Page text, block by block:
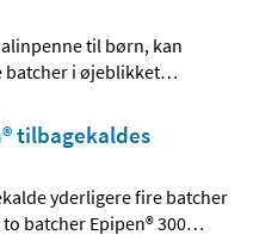
til børn, kan
batcher i øjeblikket…
tilbagekaldes
yderligere fire batcher
batcher Epipen® 300…